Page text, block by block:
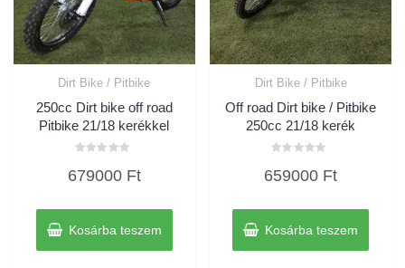
Dirt Bike / Pitbike
250cc Dirt bike off road
Pitbike 21/18 kerékkel
0
679000 Ft
Kosárba teszem
Dirt Bike / Pitbike
Off road Dirt bike / Pitbike
250cc 21/18 kerék
0
659000 Ft
Kosárba teszem